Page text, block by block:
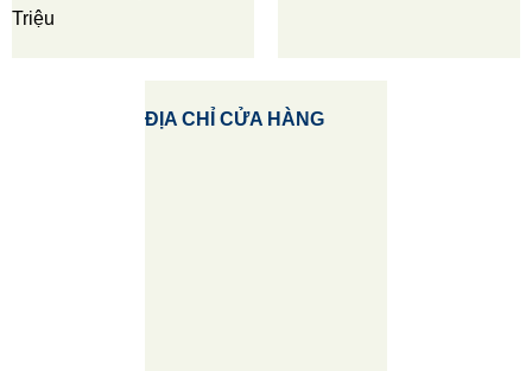
Triệu
ĐỊA CHỈ CỬA HÀNG